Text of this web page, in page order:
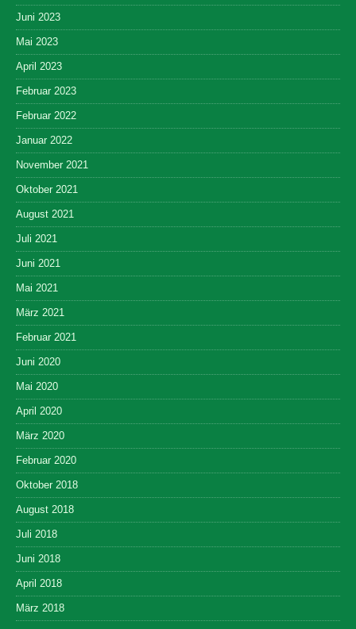
Juni 2023
Mai 2023
April 2023
Februar 2023
Februar 2022
Januar 2022
November 2021
Oktober 2021
August 2021
Juli 2021
Juni 2021
Mai 2021
März 2021
Februar 2021
Juni 2020
Mai 2020
April 2020
März 2020
Februar 2020
Oktober 2018
August 2018
Juli 2018
Juni 2018
April 2018
März 2018